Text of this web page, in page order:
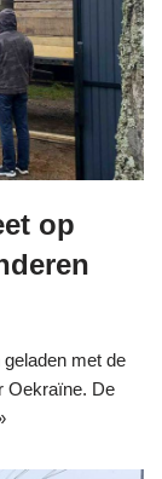
op
met de
Oekraïne. De